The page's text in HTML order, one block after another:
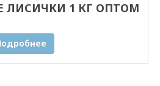
1 КГ ОПТОМ